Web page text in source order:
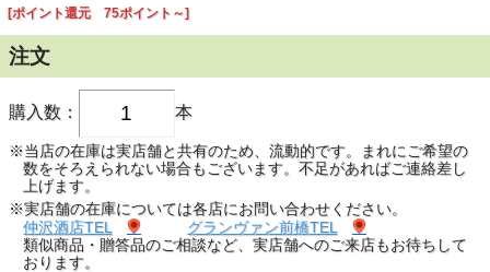
[ポイント還元 75ポイント～]
注文
購入数： 本
※当店の在庫は実店舗と共有のため、流動的です。まれにご希望の
数をそろえられない場合もございます。不足があればご連絡差し
上げます。
※実店舗の在庫については各店にお問い合わせください。
仲沢酒店TEL
グランヴァン前橋TEL
類似商品・贈答品のご相談など、実店舗へのご来店もお待ちして
おります。